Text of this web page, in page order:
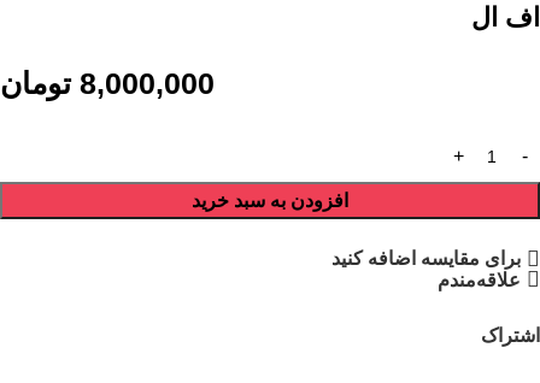
اف ال
8,000,000 تومان
افزودن به سبد خرید
برای مقایسه اضافه کنید
علاقه‌مندم
اشتراک